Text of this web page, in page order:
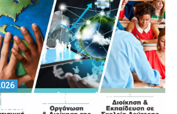
Σεμινάρια από το
Πειραιά